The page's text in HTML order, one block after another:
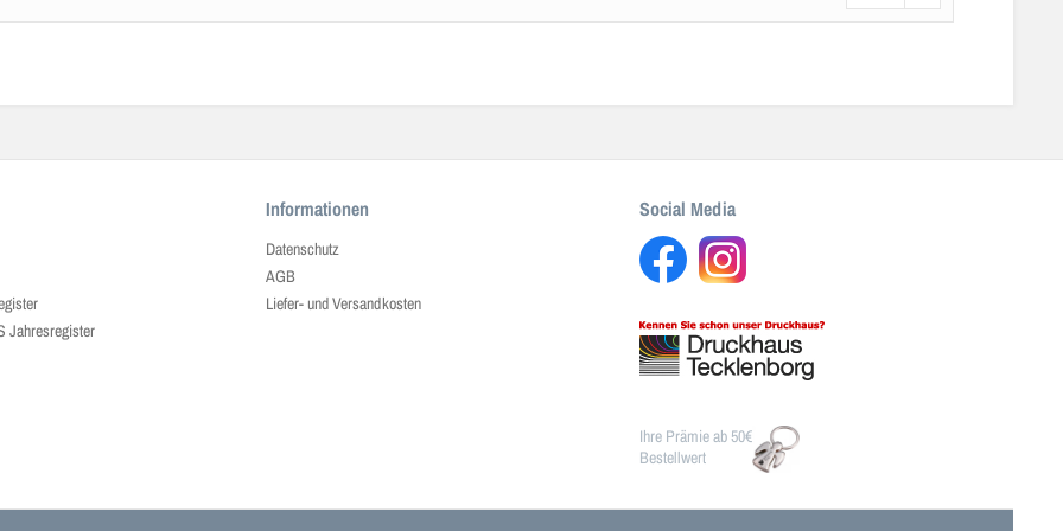
Jahresregister
Informationen
Datenschutz
AGB
Liefer- und Versandkosten
Social Media
Ihre Prämie ab 50€
Bestellwert